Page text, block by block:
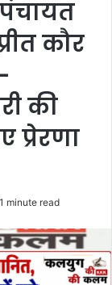
कौर
की
प्रेरणा
1 minute read